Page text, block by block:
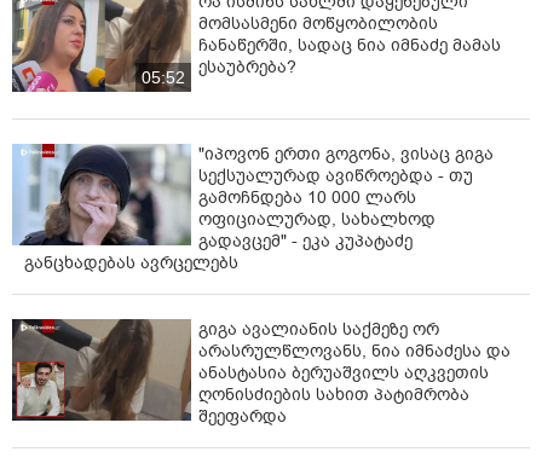
უფლებას.
ასევე ბრალდებული მუდმივად აკონტროლებდა
დაზარალებულის გადაადგილებას, დაუზიანა
ბინაში, ფარულად, დააყენა სამეთვალყურეო
კამერები.
5 თებერვალს ბრალდებულმა განზრახ მოკვლის
მიზნით, მეუღლეს გულ-მკერდისა და ზურგის არეში
მიღებული დაზიანებების შედეგად , დაზარალებული
სამედიცინო დახმარების აღმოჩენამდე გარდაიცვალა.
ბრალდებული სამართალდამცველებმა 2026 წლის 6
თებერვალს დააკავეს. მას ბრალდება საქართველოს
სისხლის სამართლის კოდექსის, 11 პრიმა 381 პირმა
05:52
მომსასმენი მოწყობილობის
ჩანაწერში, სადაც ნია იმნაძე მამას
ესაუბრება?
"იპოვონ ერთი გოგონა, ვისაც გიგა
სექსუალურად ავიწროებდა - თუ
გამოჩნდება 10 000 ლარს
ოფიციალურად, სახალხოდ
გადავცემ" - ეკა კუპატაძე
განცხადებას ავრცელებს
გიგა ავალიანის საქმეზე ორ
არასრულწლოვანს, ნია იმნაძესა და
ანასტასია ბერუაშვილს აღკვეთის
ღონისძიების სახით პატიმრობა
შეეფარდა